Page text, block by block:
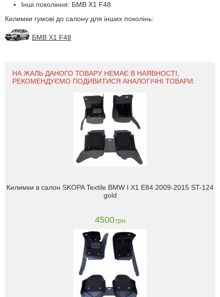
Інші покоління: БМВ Х1 F48
Килимки гумові до салону для інших поколінь:
БМВ Х1 F48
НА ЖАЛЬ ДАНОГО ТОВАРУ НЕМАЄ В НАЯВНОСТІ,
РЕКОМЕНДУЄМО ПОДИВИТИСЯ АНАЛОГІЧНІ ТОВАРИ:
Килимки в салон SKOPA Textile BMW I X1 E84 2009-2015 ST-124
gold
4500 грн